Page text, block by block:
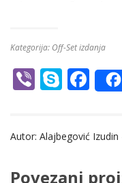
Kategorija: Off-Set izdanja
Vi S
p
F
ac
b
Autor: Alajbegović Izudin
Povezani